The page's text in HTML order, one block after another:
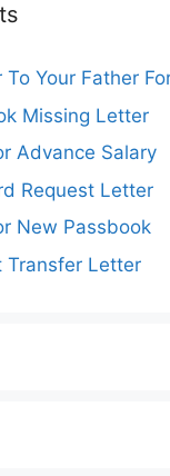
Your Father
Missing Letter
Advance Salary
Request Letter
New Passbook
Transfer Letter